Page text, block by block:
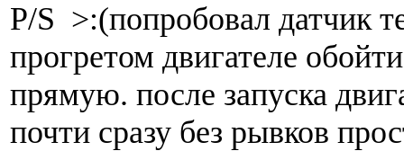
P/S >:(попробовал датчик
прогретом двигателе
прямую. после запуска
почти сразу без рывков